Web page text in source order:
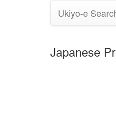
Ukiyo-e
Japanese